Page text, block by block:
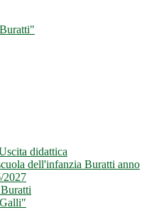
didattica
dell'infanzia Buratti anno
2027